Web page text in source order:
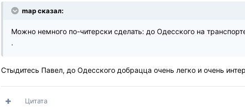
map сказал:
Можно немного по-читерски сделать: до Одесского на
.
Стыдитесь Павел, до Одесского добрацца очень легко и очень
Цитата